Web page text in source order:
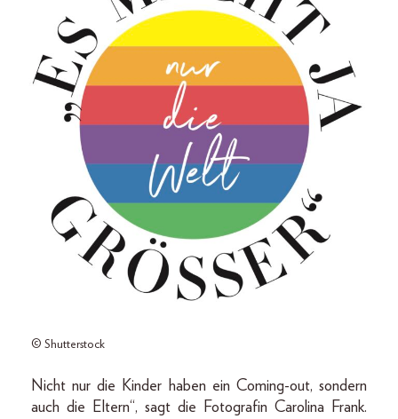
© Shutterstock
Nicht nur die Kinder haben ein Coming-out, sondern
auch die Eltern“, sagt die Fotografin Carolina Frank.